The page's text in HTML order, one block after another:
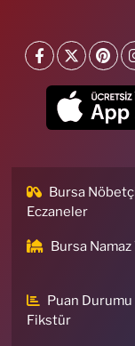
Bursa
Eczaneler
Bursa
Puan Durumu
Fikstür